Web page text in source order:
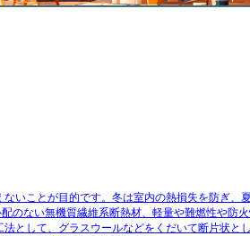
いことが目的です。冬は室内の熱損失を防ぎ、
のない無機質繊維系断熱材、軽量や難燃性や防
法として、グラスウールなどをくだいて断片状と